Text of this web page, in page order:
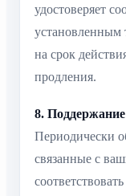
удостоверяет
установленным
на срок
продления.
8.
Периодически
связанные с